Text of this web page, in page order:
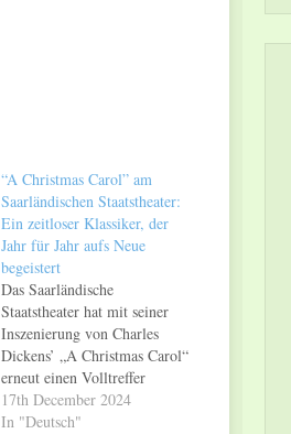
“A Christmas Carol” am
Saarländischen Staatstheater:
Ein zeitloser Klassiker, der
Jahr für Jahr aufs Neue
begeistert
Das Saarländische
Staatstheater hat mit seiner
Inszenierung von Charles
Dickens’ „A Christmas Carol“
erneut einen Volltreffer
gelandet. Die Geschichte vom
geizigen Ebenezer Scrooge,
17th December 2024
In "Deutsch"